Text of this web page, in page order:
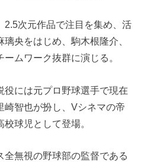
2.5次元作品で注目を集め、活
央をはじめ、駒木根隆介、
ムワーク抜群に演じる。
役には元プロ野球選手で現在
崎智也が扮し、Vシネマの帝
球児として登場。
全無視の野球部の監督である